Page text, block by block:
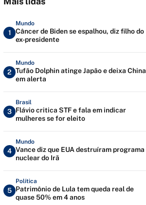
1
Mundo
Câncer de Biden se espalhou, diz filho do
ex-presidente
2
Mundo
Tufão Dolphin atinge Japão e deixa China
em alerta
3
Brasil
Flávio critica STF e fala em indicar
mulheres se for eleito
4
Mundo
Vance diz que EUA destruíram programa
nuclear do Irã
5
Política
Patrimônio de Lula tem queda real de
quase 50% em 4 anos